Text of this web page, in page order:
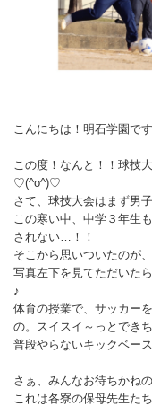
こんにちは！明石学園です
この度！なんと！！球技
♡(^o^)♡
さて、球技大会はまず男
この寒い中、中学３年生
されない…！！
そこから思いついたのが
写真左下を見てただいた
♪
体育の授業で、サッカー
の。スイスイ～っとできち
普段やらないキックベー
さぁ、みんなお待ちかね
これは各寮の保母先生た